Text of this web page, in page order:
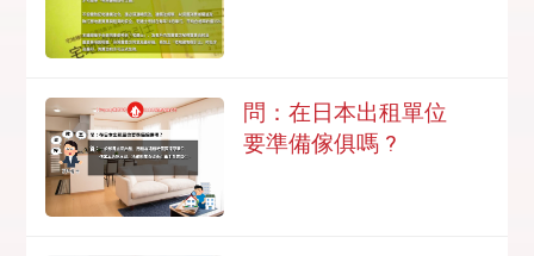
問：在日本出租單位
要準備傢俱嗎 ?